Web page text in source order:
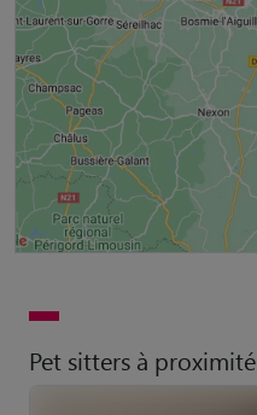
Pet sitters à proximité